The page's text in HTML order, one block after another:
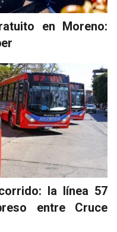
en Moreno:
la línea 57
entre Cruce